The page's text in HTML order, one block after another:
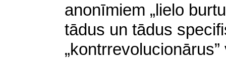
anonīmiem „lielo
tādus un tādus